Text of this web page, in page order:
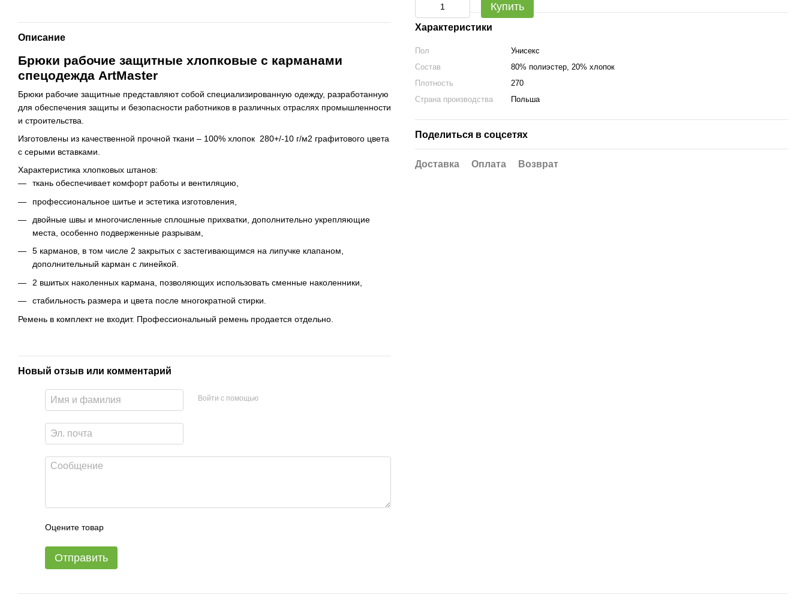
Описание
Брюки рабочие защитные хлопковые с карманами
спецодежда ArtMaster
Брюки рабочие защитные представляют собой специализированную одежду, разработанную
для обеспечения защиты и безопасности работников в различных отраслях промышленности
и строительства.
Изготовлены из качественной прочной ткани – 100% хлопок 280+/-10 г/м2 графитового цвета
с серыми вставками.
Характеристика хлопковых штанов:
ткань обеспечивает комфорт работы и вентиляцию,
профессиональное шитье и эстетика изготовления,
двойные швы и многочисленные сплошные прихватки, дополнительно укрепляющие
места, особенно подверженные разрывам,
5 карманов, в том числе 2 закрытых с застегивающимся на липучке клапаном,
дополнительный карман с линейкой.
2 вшитых наколенных кармана, позволяющих использовать сменные наколенники,
стабильность размера и цвета после многократной стирки.
Ремень в комплект не входит. Профессиональный ремень продается отдельно.
Новый отзыв или комментарий
Войти с помощью
Оцените товар
Отправить
Купить
Характеристики
Пол
Унисекс
Состав
80% полиэстер, 20% хлопок
Плотность
270
Страна производства
Польша
Поделиться в соцсетях
Доставка Оплата Возврат